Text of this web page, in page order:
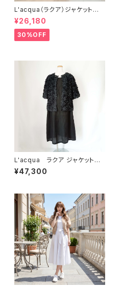
L'acqua（ラクア）ジャケット L
N688JK
¥26,180
30%OFF
L'acqua ラクア ジャケット L
N854JK
¥47,300